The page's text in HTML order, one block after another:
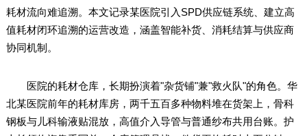
耗材流向难追溯。本文记录某医院引入SPD供应链系统、建立高
值耗材闭环追溯的运营改造，涵盖智能补货、消耗结算与供应商
协同机制。
医院的耗材仓库，长期扮演着"杂货铺"兼"救火队"的角色。华
北某医院前年的耗材库房，两千五百多种物料堆在货架上，骨科
钢板与儿科输液贴混放，高值介入导管与普通纱布共用台账。护